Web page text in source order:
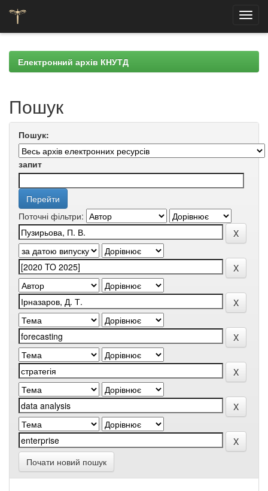
navigationЕлектронний архів КНУТД
Пошук
Пошук:
запит
Поточні фільтри:
Почати новий пошук